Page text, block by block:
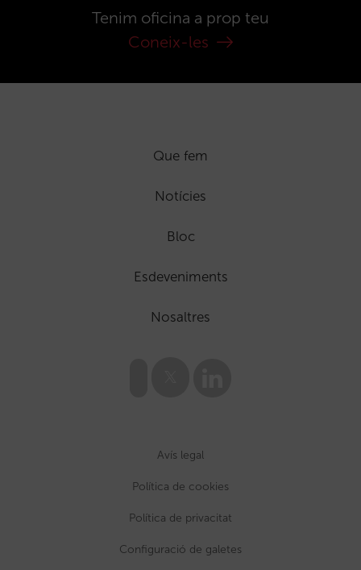
Tenim oficina a prop teu
Coneix-les
Que fem
Notícies
Bloc
Esdeveniments
Nosaltres
Avís legal
Política de cookies
Política de privacitat
Configuració de galetes